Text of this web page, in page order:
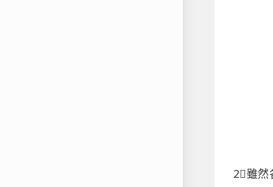
2⃣雖然